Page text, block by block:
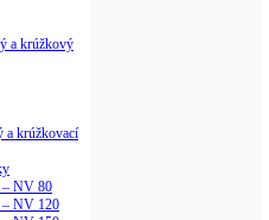
a krúžkový
a krúžkovací
– NV 80
– NV 120